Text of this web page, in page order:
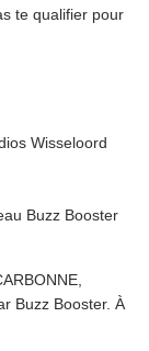
te qualifier pour
Wisseloord
Buzz Booster
Buzz Booster. À